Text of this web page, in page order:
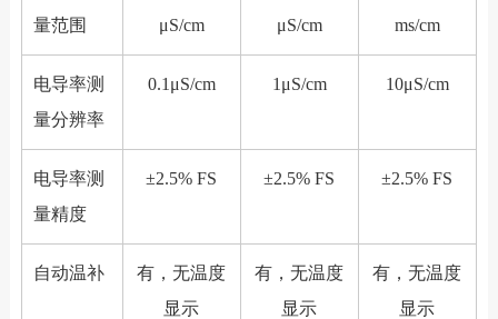
量范围
μS/cm
μS/cm
ms/cm
电导率测
量分辨率
0.1μS/cm 1μS/cm 10μS/cm
电导率测
量精度
±2.5% FS ±2.5% FS ±2.5% FS
自动温补
有，无温度
显示
有，无温度
显示
有，无温度
显示